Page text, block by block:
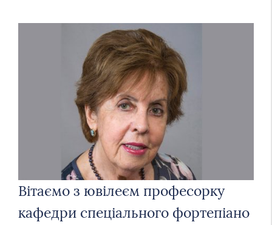
Вітаємо з ювілеєм професорку
кафедри спеціального фортепіано